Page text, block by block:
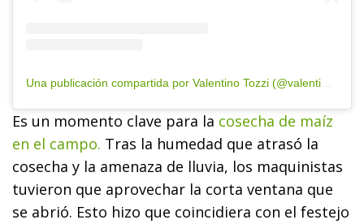
Una publicación compartida por Valentino Tozzi (@valentino_tozzi)
Es un momento clave para la cosecha de maíz
en el campo. Tras la humedad que atrasó la
cosecha y la amenaza de lluvia, los maquinistas
tuvieron que aprovechar la corta ventana que
se abrió. Esto hizo que coincidiera con el festejo